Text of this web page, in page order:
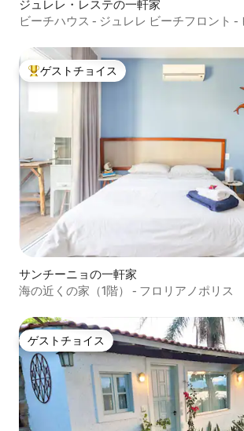
ジュレレ・レステの一軒家
ビーチハウス - ジュレレ ビーチフロント -
大好評のゲストチョイスです。
ゲストチョイス
サンチーニョの一軒家
海の近くの家（1階） - フロリアノポリス
ゲストチョイス
ゲストチョイス